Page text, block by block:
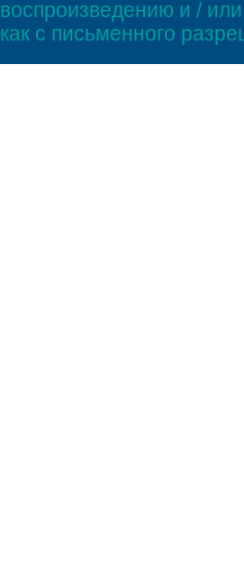
воспроизведению и /
как с письменного